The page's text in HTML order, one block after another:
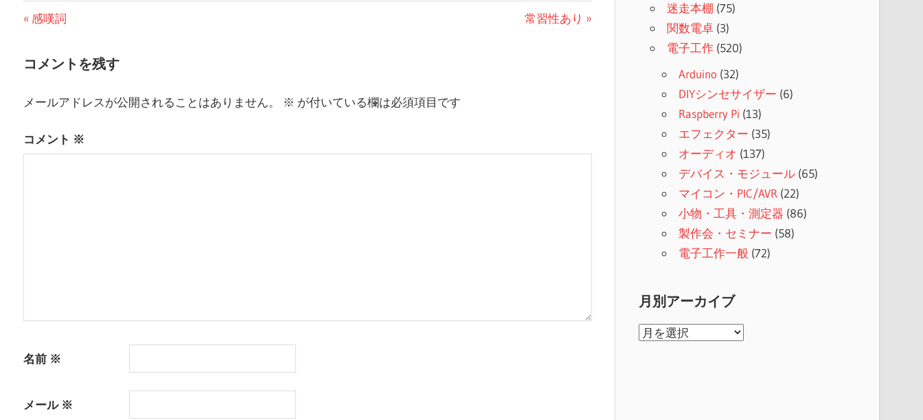
稿
ゲ
前
投
感嘆詞
次
常習性あり
コメントを残す
メールアドレスが公開されることはありません。 ※ が付いている欄は必須項目です
コメント ※
名前 ※
メール ※
迷走本棚 (75)
関数電卓 (3)
電子工作 (520)
Arduino (32)
DIYシンセサイザー (6)
Raspberry Pi (13)
エフェクター (35)
オーディオ (137)
デバイス・モジュール (65)
マイコン・PIC/AVR (22)
小物・工具・測定器 (86)
製作会・セミナー (58)
電子工作一般 (72)
月別アーカイブ
月